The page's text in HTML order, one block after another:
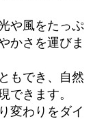
や風をたっぷ
かさを運びま
もでき、自然
できます。
変わりをダイ